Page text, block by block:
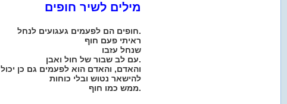
מילים לשיר חופים
חופים הם לפעמים געגועים לנחל.
ראיתי פעם חוף
שנחל עזבו
עם לב שבור של חול ואבן.
והאדם, והאדם הוא לפעמים גם כן יכול
להישאר נטוש ובלי כוחות
ממש כמו חוף.